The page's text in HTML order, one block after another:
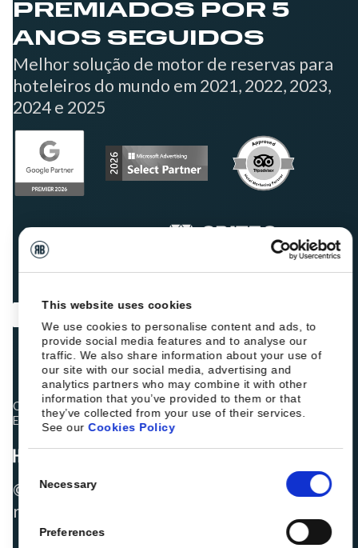
This website uses cookies
We use cookies to personalise content and ads, to
provide social media features and to analyse our
traffic. We also share information about your use of
our site with our social media, advertising and
analytics partners who may combine it with other
information that you’ve provided to them or that
they’ve collected from your use of their services.
See ourCookies Policy
Selection
Necessary
Preferences
PREMIADOS POR 5
ANOS SEGUIDOS
Melhor solução de motor de reservas para
hoteleiros do mundo em 2021, 2022, 2023,
2024 e 2025
Os colegas hoteleiros estão a classificar a Roiback como
Excelente:
© 2026 ROIBACK, Inc. Todos os direitos
reservados